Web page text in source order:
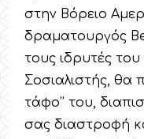
στην Βόρειο
δραματουργός
τους ιδρυτές
Σοσιαλιστής, θα
τάφο’’ του,
σας διαστροφή